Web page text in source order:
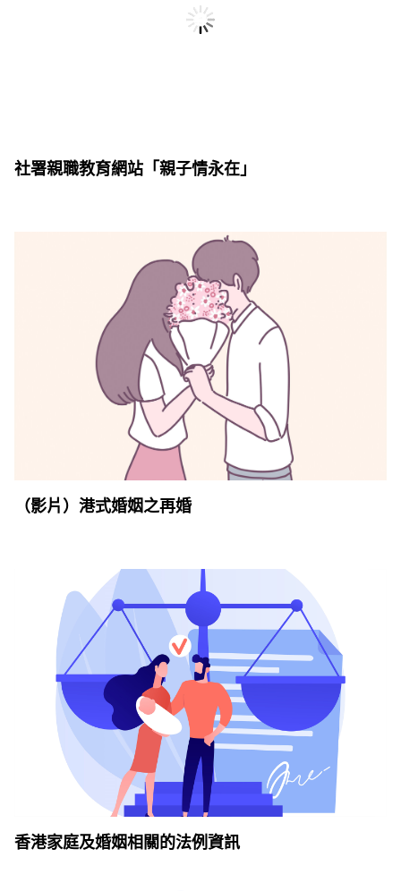
社署親職教育網站「親子情永在」
（影片）港式婚姻之再婚
香港家庭及婚姻相關的法例資訊